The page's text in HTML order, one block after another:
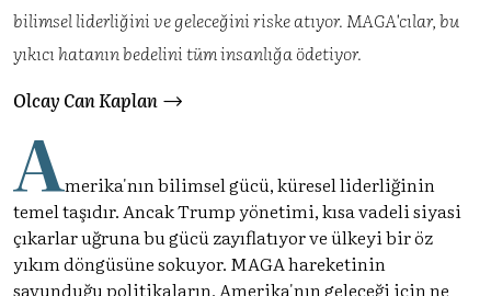
bilimsel liderliğini ve geleceğini riske atıyor. MAGA'cılar, bu
yıkıcı hatanın bedelini tüm insanlığa ödetiyor.
Olcay Can Kaplan
Amerika'nın bilimsel gücü, küresel liderliğinin
temel taşıdır. Ancak Trump yönetimi, kısa vadeli siyasi
çıkarlar uğruna bu gücü zayıflatıyor ve ülkeyi bir öz
yıkım döngüsüne sokuyor. MAGA hareketinin
savunduğu politikaların, Amerika'nın geleceği için ne